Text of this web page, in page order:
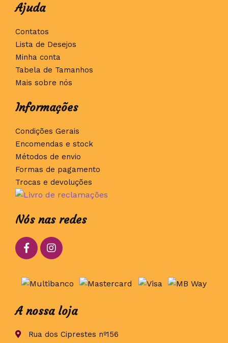
Ajuda
Contatos
Lista de Desejos
Minha conta
Tabela de Tamanhos
Mais sobre nós
Informações
Condições Gerais
Encomendas e stock
Métodos de envio
Formas de pagamento
Trocas e devoluções
Nós nas redes
A nossa loja
Rua dos Ciprestes nº156